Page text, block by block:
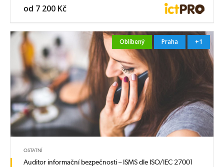
od 7 200 Kč
Oblíbený Praha +1
OSTATNÍ
Auditor informační bezpečnosti – ISMS dle ISO/IEC 27001